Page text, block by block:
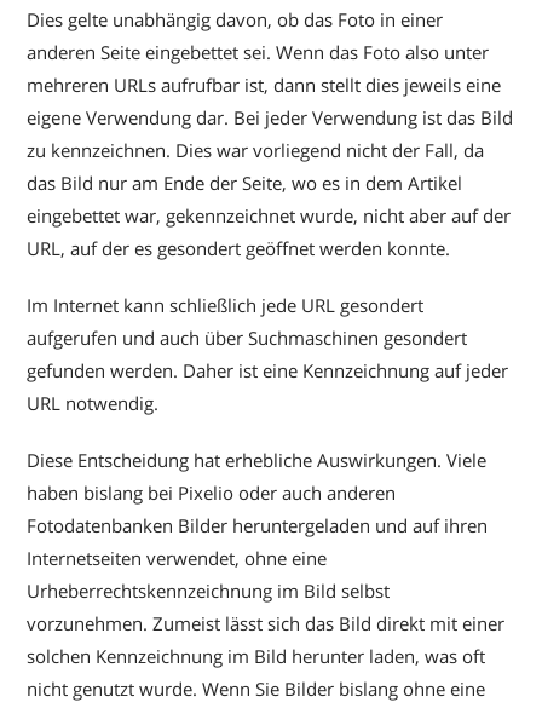
Dies gelte unabhängig davon, ob das Foto in einer
anderen Seite eingebettet sei. Wenn das Foto also unter
mehreren URLs aufrufbar ist, dann stellt dies jeweils eine
eigene Verwendung dar. Bei jeder Verwendung ist das Bild
zu kennzeichnen. Dies war vorliegend nicht der Fall, da
das Bild nur am Ende der Seite, wo es in dem Artikel
eingebettet war, gekennzeichnet wurde, nicht aber auf der
URL, auf der es gesondert geöffnet werden konnte.
Im Internet kann schließlich jede URL gesondert
aufgerufen und auch über Suchmaschinen gesondert
gefunden werden. Daher ist eine Kennzeichnung auf jeder
URL notwendig.
Diese Entscheidung hat erhebliche Auswirkungen. Viele
haben bislang bei Pixelio oder auch anderen
Fotodatenbanken Bilder heruntergeladen und auf ihren
Internetseiten verwendet, ohne eine
Urheberrechtskennzeichnung im Bild selbst
vorzunehmen. Zumeist lässt sich das Bild direkt mit einer
solchen Kennzeichnung im Bild herunter laden, was oft
nicht genutzt wurde. Wenn Sie Bilder bislang ohne eine